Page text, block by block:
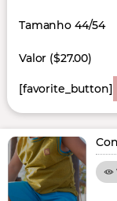
Tamanho 44/54
Valor ($27.00)
[favorite_button]